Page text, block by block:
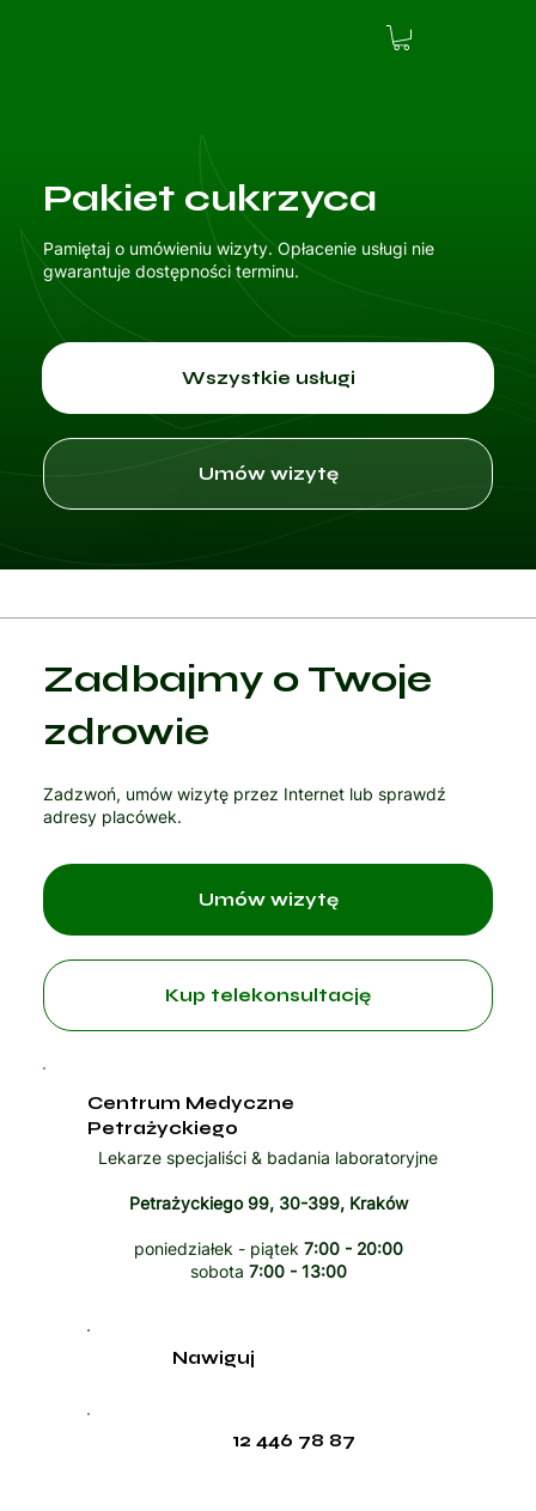
Pakiet cukrzyca
Pamiętaj o umówieniu wizyty. Opłacenie usługi nie
gwarantuje dostępności terminu.
Wszystkie usługi
Umów wizytę
Zadbajmy o Twoje
zdrowie
Zadzwoń, umów wizytę przez Internet lub sprawdź
adresy placówek.
Kup telekonsultację
Centrum Medyczne
Petrażyckiego
Lekarze specjaliści & badania laboratoryjne
Petrażyckiego 99, 30-399, Kraków
poniedziałek - piątek 7:00 - 20:00
sobota 7:00 - 13:00
12 446 78 87
Nawiguj
Umów wizytę